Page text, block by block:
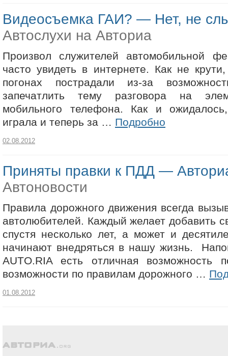
Видеосъемка ГАИ? — Нет, не
Автослухи на Авториа
Произвол служителей автомобильной
часто увидеть в интернете. Как не
погонах пострадали из-за
запечатлить тему разговора на
мобильного телефона. Как и
играла и теперь за … Подробно
02.08.2012
Приняты правки к ПДД —
Автоновости
Правила дорожного движения всегда
автолюбителей. Каждый желает добавить
спустя несколько лет, а может и
начинают внедряться в нашу жизнь.
AUTO.RIA есть отличная возможность
возможности по правилам дорожного …
01.08.2012